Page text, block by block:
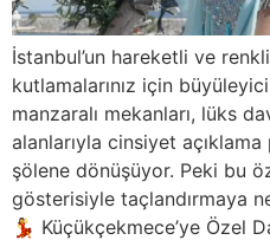
İstanbul’un hareketli ve
kutlamalarınız için
manzaralı mekanları, lüks
alanlarıyla cinsiyet
şölene dönüşüyor. Peki bu
gösterisiyle taçlandırmaya
💃 Küçükçekmece’ye Özel